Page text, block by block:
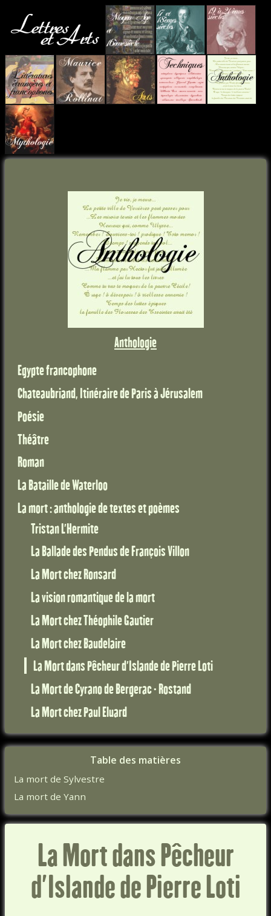
Anthologie
Egypte francophone
Chateaubriand, Itinéraire de Paris à Jérusalem
Poésie
Théâtre
Roman
La Bataille de Waterloo
La mort : anthologie de textes et poèmes
Tristan L'Hermite
La Ballade des Pendus de François Villon
La Mort chez Ronsard
La vision romantique de la mort
La Mort chez Théophile Gautier
La Mort chez Baudelaire
La Mort dans Pêcheur d'Islande de Pierre Loti
La Mort de Cyrano de Bergerac - Rostand
La Mort chez Paul Eluard
Table des matières
La mort de Sylvestre
La mort de Yann
La Mort dans Pêcheur
d'Islande de Pierre Loti